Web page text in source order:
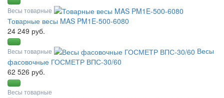
Весы товарные
Товарные весы MAS PM1E-500-6080
24 249 руб.
Весы товарные
Весы
фасовочные ГОСМЕТР ВПС-30/60
62 526 руб.
Весы товарные